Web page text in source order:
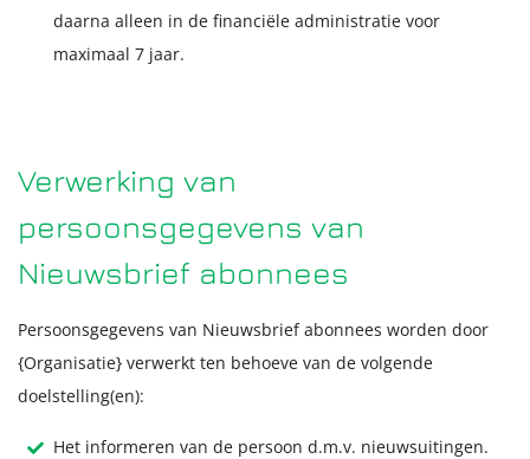
daarna alleen in de financiële administratie voor
maximaal 7 jaar.
Verwerking van
persoonsgegevens van
Nieuwsbrief abonnees
Persoonsgegevens van Nieuwsbrief abonnees worden door
{Organisatie} verwerkt ten behoeve van de volgende
doelstelling(en):
Het informeren van de persoon d.m.v. nieuwsuitingen.